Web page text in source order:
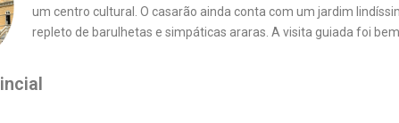
um centro cultural. O casarão ainda conta com um jardim
repleto de barulhetas e simpáticas araras. A visita guiada foi